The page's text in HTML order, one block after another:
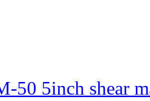
50 5inch shear